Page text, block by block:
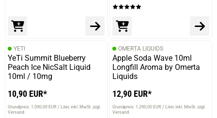
YETI
YeTi Summit Blueberry
Peach Ice NicSalt Liquid
10ml / 10mg
10,90 EUR*
Grundpreis: 1.090,00 EUR / Liter inkl. MwSt. zzgl.
Versand
OMERTA LIQUIDS
Apple Soda Wave 10ml
Longfill Aroma by Omerta
Liquids
12,90 EUR*
Grundpreis: 1.290,00 EUR / Liter inkl. MwSt. zzgl.
Versand